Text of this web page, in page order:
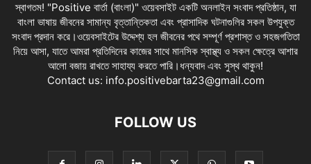
স্বাগতম! "Positive বার্তা (বাংলা)" ওয়েবসাইট একটি অনলাইন সংবাদ প্রতিষ্ঠান, যা
বাংলা ভাষায় জীবনের সামান্য বৃত্তান্তিকতা এবং প্রাসাদিক ঘটনাগুলির সকল উপযুক্ত
সংবাদ প্রদান করে।ওয়েবসাইটের উদ্দেশ্য হল জীবনের পথে সম্পূর্ণ প্রশাস্ত ও সহজগতিতা
নিয়ে আসা, যাতে আমরা প্রতিদিনের কাজের সাথে মানসিক স্বাস্থ্য ও সকল ক্ষেত্রে আশার
আলো বজায় রাখতে সাহায্য করতে পারি।ধন্যবাদ এবং সুস্থ থাকুন!
Contact us: info.positivebarta23@gmail.com
FOLLOW US